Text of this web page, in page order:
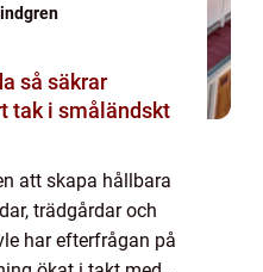
tak i småländskt
att skapa hållbara
trädgårdar och
har efterfrågan på